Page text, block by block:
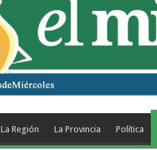
La Región La Provincia Política